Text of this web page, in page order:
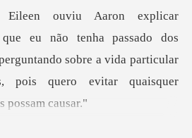
ha passado dos
sobre a vida particular